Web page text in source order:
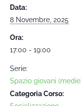
Data:
8 Novembre, 2025
Ora:
17:00 - 19:00
Serie:
Spazio giovani
Categoria Corso: